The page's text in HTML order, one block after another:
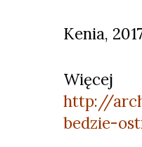
Kenia,
http://
bedzie-